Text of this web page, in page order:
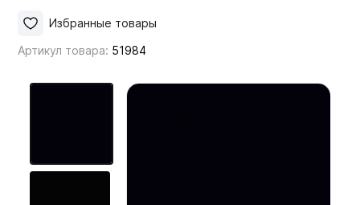
Мой ЭГГЕР
Мебельные образцы, каталоги
Артикул товара: 51984
Избранные товары